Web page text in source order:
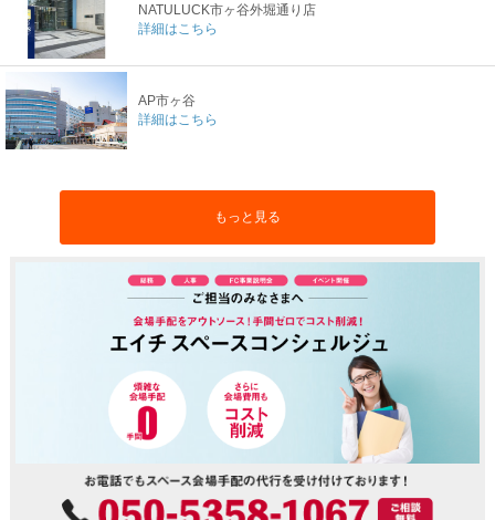
NATULUCK市ヶ谷外堀通り店
詳細はこちら
AP市ヶ谷
詳細はこちら
もっと見る